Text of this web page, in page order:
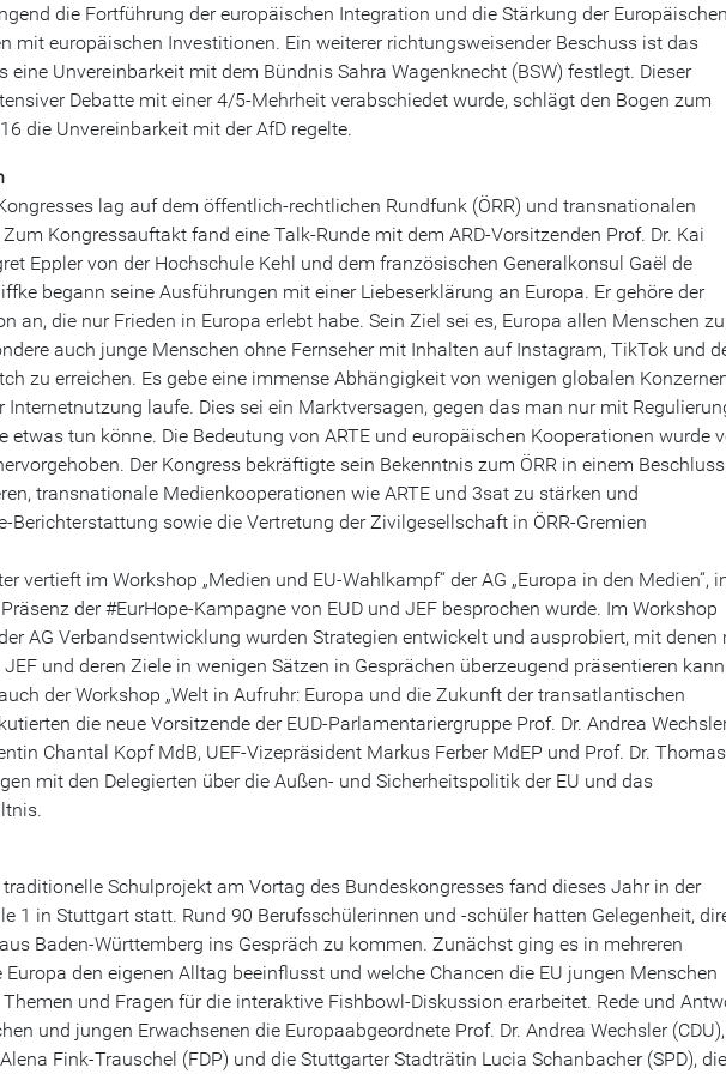
die Fortführung der europäischen Integration und die Stärkung der Europäischen
mit europäischen Investitionen. Ein weiterer richtungsweisender Beschuss ist das
eine Unvereinbarkeit mit dem Bündnis Sahra Wagenknecht (BSW) festlegt. Dieser
Debatte mit einer 4/5-Mehrheit verabschiedet wurde, schlägt den Bogen zum
die Unvereinbarkeit mit der AfD regelte.
lag auf dem öffentlich-rechtlichen Rundfunk (ÖRR) und transnationalen
Kongressauftakt fand eine Talk-Runde mit dem ARD-Vorsitzenden Prof. Dr. Kai
Eppler von der Hochschule Kehl und dem französischen Generalkonsul Gaël de
begann seine Ausführungen mit einer Liebeserklärung an Europa. Er gehöre der
an, die nur Frieden in Europa erlebt habe. Sein Ziel sei es, Europa allen Menschen zu
auch junge Menschen ohne Fernseher mit Inhalten auf Instagram, TikTok und
zu erreichen. Es gebe eine immense Abhängigkeit von wenigen globalen
Internetnutzung laufe. Dies sei ein Marktversagen, gegen das man nur mit
etwas tun könne. Die Bedeutung von ARTE und europäischen Kooperationen wurde
Der Kongress bekräftigte sein Bekenntnis zum ÖRR in einem
transnationale Medienkooperationen wie ARTE und 3sat zu stärken und
Berichterstattung sowie die Vertretung der Zivilgesellschaft in ÖRR-Gremien
vertieft im Workshop „Medien und EU-Wahlkampf“ der AG „Europa in den Medien“,
der #EurHope-Kampagne von EUD und JEF besprochen wurde. Im Workshop
AG Verbandsentwicklung wurden Strategien entwickelt und ausprobiert, mit denen
und deren Ziele in wenigen Sätzen in Gesprächen überzeugend präsentieren
der Workshop „Welt in Aufruhr: Europa und die Zukunft der transatlantischen
die neue Vorsitzende der EUD-Parlamentariergruppe Prof. Dr. Andrea
Chantal Kopf MdB, UEF-Vizepräsident Markus Ferber MdEP und Prof. Dr. Thomas
mit den Delegierten über die Außen- und Sicherheitspolitik der EU und das
Schulprojekt am Vortag des Bundeskongresses fand dieses Jahr in der
1 in Stuttgart statt. Rund 90 Berufsschülerinnen und -schüler hatten Gelegenheit,
Baden-Württemberg ins Gespräch zu kommen. Zunächst ging es in mehreren
den eigenen Alltag beeinflusst und welche Chancen die EU jungen Menschen
und Fragen für die interaktive Fishbowl-Diskussion erarbeitet. Rede und
und jungen Erwachsenen die Europaabgeordnete Prof. Dr. Andrea Wechsler
Fink-Trauschel (FDP) und die Stuttgarter Stadträtin Lucia Schanbacher (SPD),